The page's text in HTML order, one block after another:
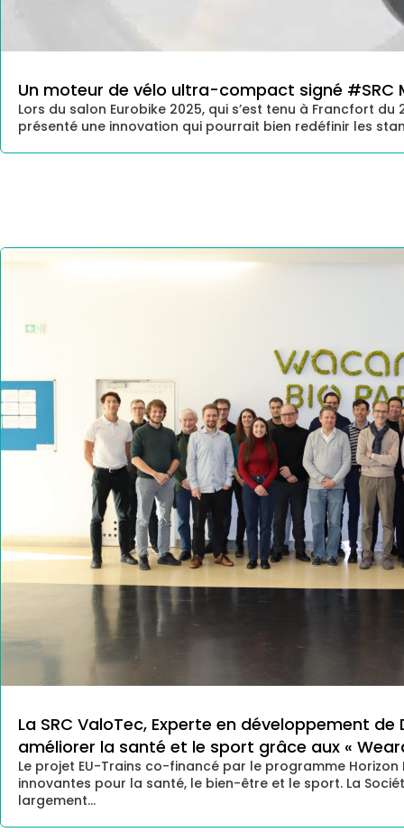
Un moteur de vélo ultra-compact signé #SRC
Lors du salon Eurobike 2025, qui s’est tenu à Francfort
présenté une innovation qui pourrait bien redéfinir les
La SRC ValoTec, Experte en développement
améliorer la santé et le sport grâce aux «
Le projet EU-Trains co-financé par le programme
innovantes pour la santé, le bien-être et le sport. La
largement...